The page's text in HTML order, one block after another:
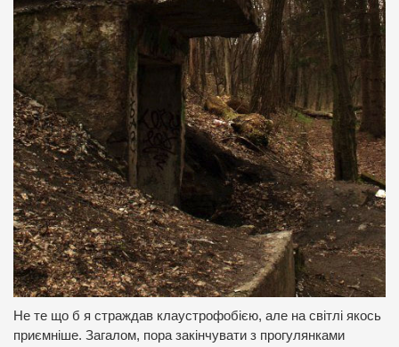
Не те що б я страждав клаустрофобією, але на світлі якось
приємніше. Загалом, пора закінчувати з прогулянками